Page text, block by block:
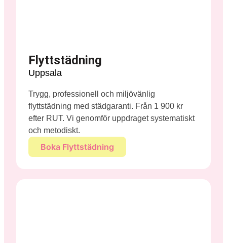
Flyttstädning
Uppsala
Trygg, professionell och miljövänlig
flyttstädning med städgaranti. Från 1 900 kr
efter RUT. Vi genomför uppdraget systematiskt
och metodiskt.
Boka Flyttstädning